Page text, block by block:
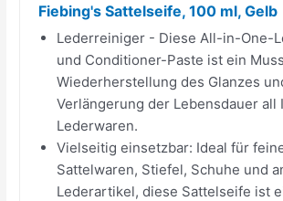
Fiebing's Sattelseife, 100 ml, Gelb
Lederreiniger - Diese All-in-One-
und Conditioner-Paste ist ein
Wiederherstellung des Glanzes
Verlängerung der Lebensdauer all
Lederwaren.
Vielseitig einsetzbar: Ideal für
Sattelwaren, Stiefel, Schuhe und
Lederartikel, diese Sattelseife ist